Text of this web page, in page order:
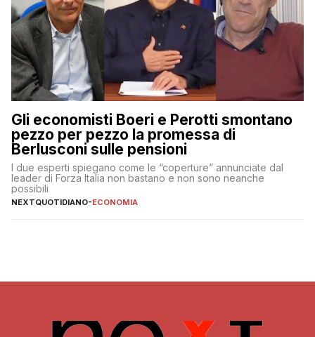
Gli economisti Boeri e Perotti smontano
pezzo per pezzo la promessa di
Berlusconi sulle pensioni
I due esperti spiegano come le “coperture” annunciate dal
leader di Forza Italia non bastano e non sono neanche
possibili
NEXTQUOTIDIANO-ECONOMIA